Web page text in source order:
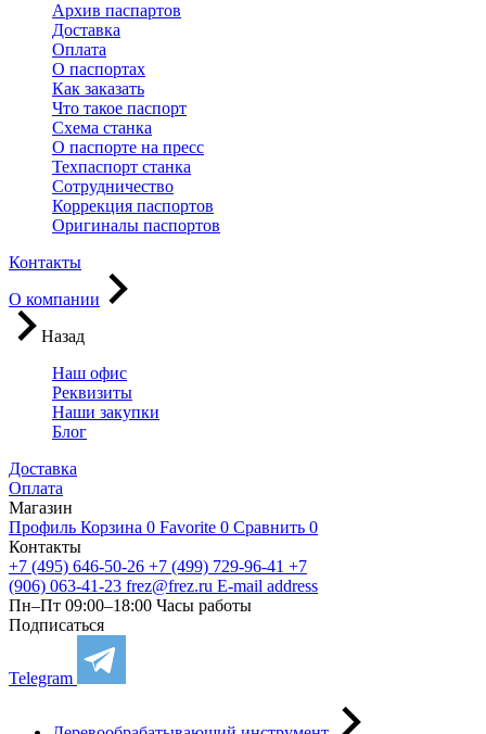
Архив паспартов
Доставка
Оплата
О паспортах
Как заказать
Что такое паспорт
Схема станка
О паспорте на пресс
Техпаспорт станка
Сотрудничество
Коррекция паспортов
Оригиналы паспортов
Контакты
О компании
Назад
Наш офис
Реквизиты
Наши закупки
Блог
Доставка
Оплата
Магазин
Профиль Корзина 0 Favorite 0 Сравнить 0
Контакты
+7 (495) 646-50-26 +7 (499) 729-96-41 +7
(906) 063-41-23 frez@frez.ru E-mail address
Пн–Пт 09:00–18:00 Часы работы
Подписаться
Telegram